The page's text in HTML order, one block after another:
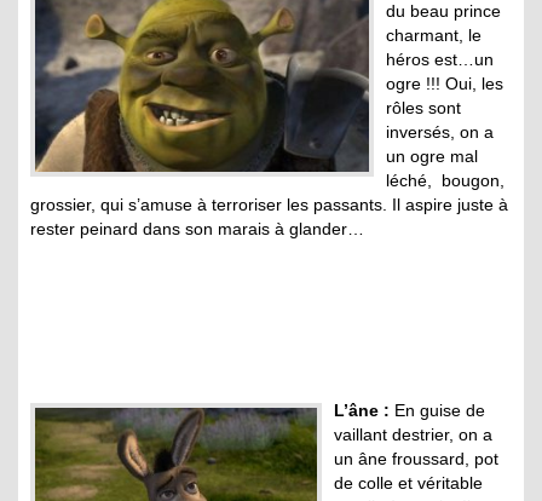
du beau prince
charmant, le
héros est…un
ogre !!! Oui, les
rôles sont
inversés, on a
un ogre mal
léché, bougon,
grossier, qui s’amuse à terroriser les passants. Il aspire juste à
rester peinard dans son marais à glander…
L’âne : En guise de
vaillant destrier, on a
un âne froussard, pot
de colle et véritable